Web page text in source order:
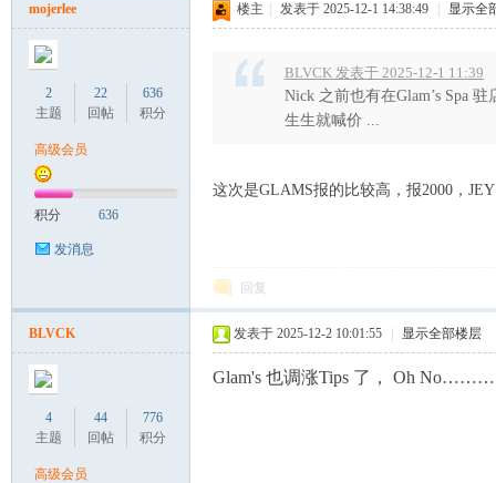
mojerlee
2
主题
22
回帖
636
积分
高级会员
积分 636
发消息
楼主 发表于 2025-12-1 14:38:49 显示全
BLVCK 发表于 2025-12-1 11:39
Nick 之前也有在Glam’s Spa
生生就喊价 ...
这次是GLAMS报的比较高，报2000，
回复
BLVCK
4
主题
44
回帖
776
积分
高级会员
发表于 2025-12-2 10:01:55 显示全部楼层
Glam's 也调涨Tips 了， Oh No………